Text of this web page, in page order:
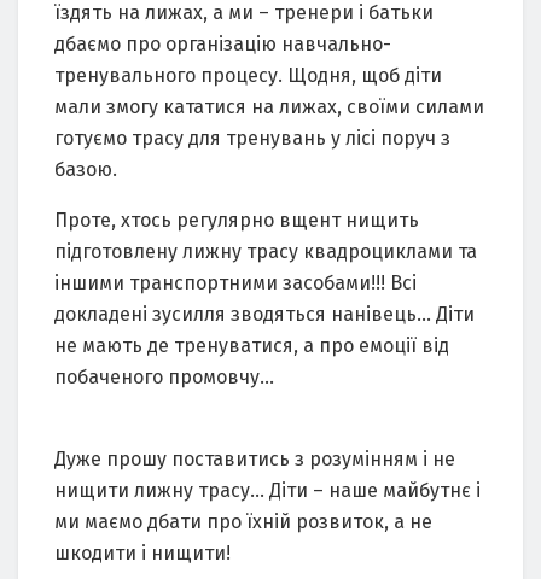
їздять на лижах, а ми – тренери і батьки
дбаємо про організацію навчально-
тренувального процесу. Щодня, щоб діти
мали змогу кататися на лижах, своїми силами
готуємо трасу для тренувань у лісі поруч з
базою.
Проте, хтось регулярно вщент нищить
підготовлену лижну трасу квадроциклами та
іншими транспортними засобами!!! Всі
докладені зусилля зводяться нанівець… Діти
не мають де тренуватися, а про емоції від
побаченого промовчу…
Дуже прошу поставитись з розумінням і не
нищити лижну трасу… Діти – наше майбутнє і
ми маємо дбати про їхній розвиток, а не
шкодити і нищити!